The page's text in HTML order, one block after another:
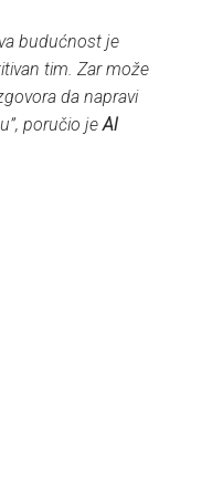
budućnost je
tim. Zar može
da napravi
poručio jeAl